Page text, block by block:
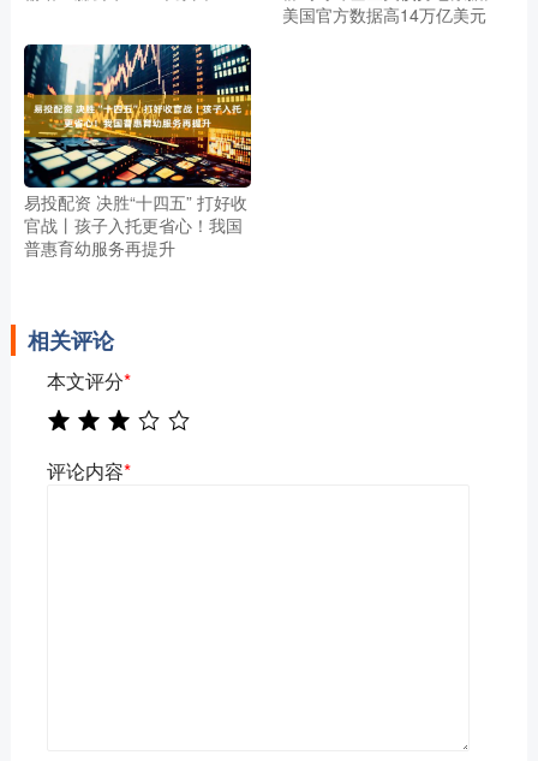
美国官方数据高14万亿美元
易投配资 决胜“十四五” 打好收
官战丨孩子入托更省心！我国
普惠育幼服务再提升
相关评论
本文评分*
评论内容*